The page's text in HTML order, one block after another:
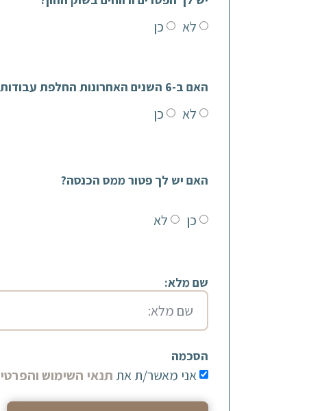
לא כן
האם ב-6 השנים האחרונות החלפת עבודות?
לא כן
האם יש לך פטור ממס הכנסה?
כן לא
שם מלא:
הסכמה
אני מאשר/ת את תנאי השימוש